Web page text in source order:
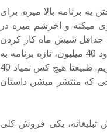
برنامه بالا میره. برای
میکنه و اخرشم میره در
حداقل شیش ماه کار کردن
(این یعنی یه بازی ساده) که با یه حساب ساده فقط هزینه برنامه نویسش میشه حدود 40 میلیون، تازه برنامه به
محتوا و گرافیست و خیلی چیزای دیگه هم نیاز داره ولی ما صفر رو در نظر می گیریم. طبیعتا هیچ کس نمیاد 40
که منتشر میشن داستان
تبلیغاته، یکی فروش کلی